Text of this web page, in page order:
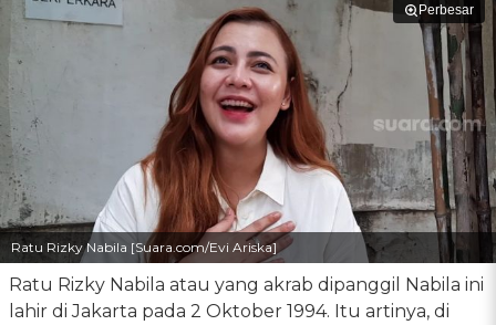
Perbesar
Ratu Rizky Nabila [Suara.com/Evi Ariska]
Ratu Rizky Nabila atau yang akrab dipanggil Nabila ini
lahir di Jakarta pada 2 Oktober 1994. Itu artinya, di